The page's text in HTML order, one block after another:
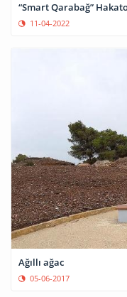
“Smart Qarabağ”
11-04-2022
Ağıllı ağac
05-06-2017